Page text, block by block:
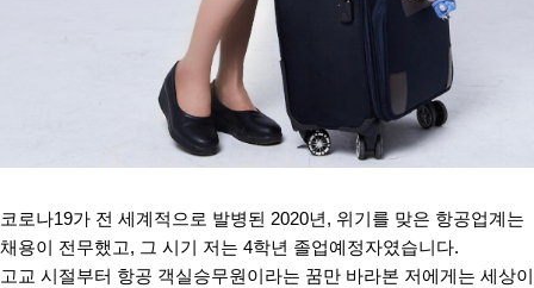
코로나19가 전 세계적으로 발병된 2020년, 위기를 맞은 항공업계는
채용이 전무했고, 그 시기 저는 4학년 졸업예정자였습니다.
고교 시절부터 항공 객실승무원이라는 꿈만 바라본 저에게는 세상이